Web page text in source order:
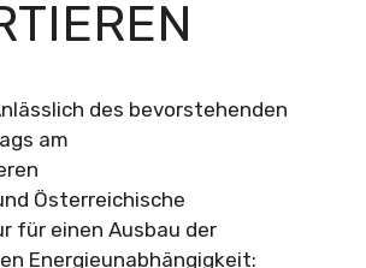
des bevorstehenden
am
Österreichische
für einen Ausbau der
Energieunabhängigkeit: